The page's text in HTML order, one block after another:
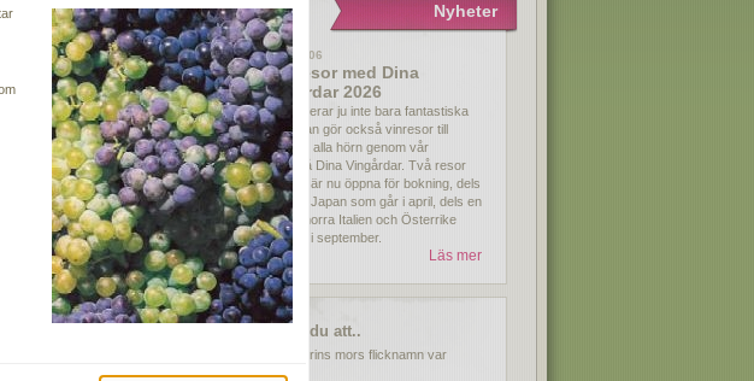
Falletto. Vingårdarna i
årgången för detta vin var
genomgå sin
in i stora slavonska ekfat där
Nyheter
2025-11-06
Nya resor med Dina
Vingårdar 2026
Vi importerar ju inte bara fantastiska
viner, utan gör också vinresor till
världens alla hörn genom vår
resebyrå Dina Vingårdar. Två resor
för 2026 är nu öppna för bokning, dels
resan till Japan som går i april, dels en
resa till norra Italien och Österrike
som går i september.
Läs mer
Visste du att..
Buzz Aldrins mors flicknamn var
Moon.